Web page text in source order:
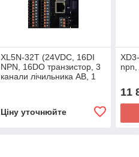
XL5N-32T (24VDC, 16DI
NPN, 16DO транзистор, 3
канали лічильника AB, 1
Ціну уточнюйте
npn,
11